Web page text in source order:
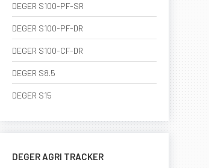
DEGER S100-PF-SR
DEGER S100-PF-DR
DEGER S100-CF-DR
DEGER S8.5
DEGER S15
DEGER AGRI TRACKER